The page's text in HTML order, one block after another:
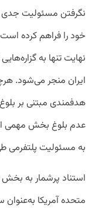
نگرفتن مسئولیت جدی
خود را فراهم کرده
نهایت تنها به
ایران منجر می‌شود.
هدفمندی مبتنی بر
عدم بلوغ بخش مهمی از
به مسئولیت
متحده آمریکا